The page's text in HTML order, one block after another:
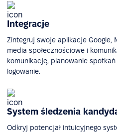
Integracje
Zintegruj swoje aplikacje Google,
media społecznościowe i
komunikację, planowanie
logowanie.
System śledzenia
Odkryj potencjał intuicyjnego